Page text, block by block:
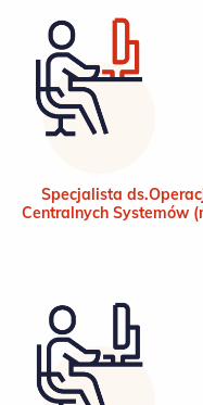
Specjalista
Centralnych Systemów